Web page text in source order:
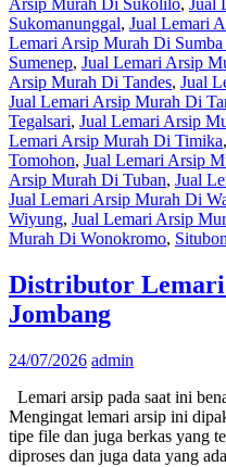
Arsip Murah Di Sukolilo, Jual
Sukomanunggal, Jual Lemari
Lemari Arsip Murah Di Sumba
Sumenep, Jual Lemari Arsip
Arsip Murah Di Tandes, Jual
Jual Lemari Arsip Murah Di
Tegalsari, Jual Lemari Arsip
Lemari Arsip Murah Di Timika,
Tomohon, Jual Lemari Arsip
Arsip Murah Di Tuban, Jual
Jual Lemari Arsip Murah Di
Wiyung, Jual Lemari Arsip
Murah Di Wonokromo,
Distributor
Jombang
24/07/2026 admin
Lemari arsip pada saat ini
Mengingat lemari arsip ini
tipe file dan juga berkas yang
diproses dan juga data yang